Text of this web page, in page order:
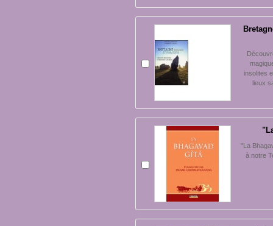
insolites
lieux
"La
à notre